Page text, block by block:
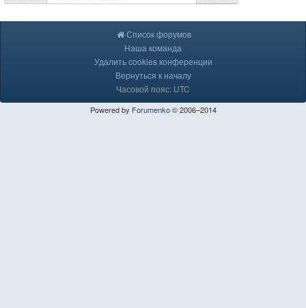
Список форумов
Наша команда
Удалить cookies конференции
Вернуться к началу
Часовой пояс: UTC
Powered by Forumenko© 2006–2014